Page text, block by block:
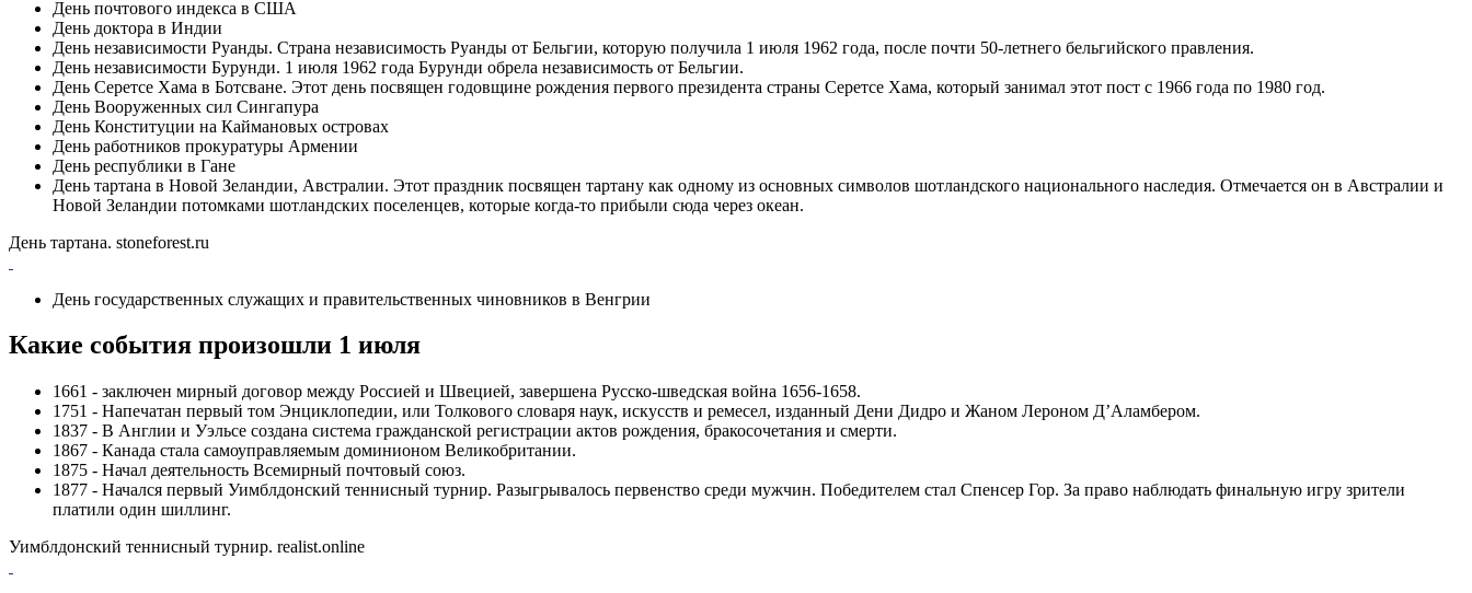
День почтового индекса в США
День доктора в Индии
День независимости Руанды. Страна независимость Руанды от Бельгии, которую получила 1 июля 1962 года, после почти 50-летнего бельгийского правления.
День независимости Бурунди. 1 июля 1962 года Бурунди обрела независимость от Бельгии.
День Серетсе Хама в Ботсване. Этот день посвящен годовщине рождения первого президента страны Серетсе Хама, который занимал этот пост с 1966 года по 1980 год.
День Вооруженных сил Сингапура
День Конституции на Каймановых островах
День работников прокуратуры Армении
День республики в Гане
День тартана в Новой Зеландии, Австралии. Этот праздник посвящен тартану как одному из основных символов шотландского национального наследия. Отмечается он в Австралии и
Новой Зеландии потомками шотландских поселенцев, которые когда-то прибыли сюда через океан.
День тартана. stoneforest.ru
День государственных служащих и правительственных чиновников в Венгрии
Какие события произошли 1 июля
1661 - заключен мирный договор между Россией и Швецией, завершена Русско-шведская война 1656-1658.
1751 - Напечатан первый том Энциклопедии, или Толкового словаря наук, искусств и ремесел, изданный Дени Дидро и Жаном Лероном Д’Аламбером.
1837 - В Англии и Уэльсе создана система гражданской регистрации актов рождения, бракосочетания и смерти.
1867 - Канада стала самоуправляемым доминионом Великобритании.
1875 - Начал деятельность Всемирный почтовый союз.
1877 - Начался первый Уимблдонский теннисный турнир. Разыгрывалось первенство среди мужчин. Победителем стал Спенсер Гор. За право наблюдать финальную игру зрители
платили один шиллинг.
Уимблдонский теннисный турнир. realist.online